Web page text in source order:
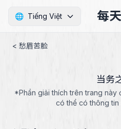
🌐 Tiếng Việt 每
< 愁眉苦脸
当务
*Phần giải thích trên trang này
có thể có thông tin